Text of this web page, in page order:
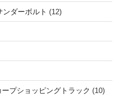
ダーボルト (12)
プショッピングトラック (10)